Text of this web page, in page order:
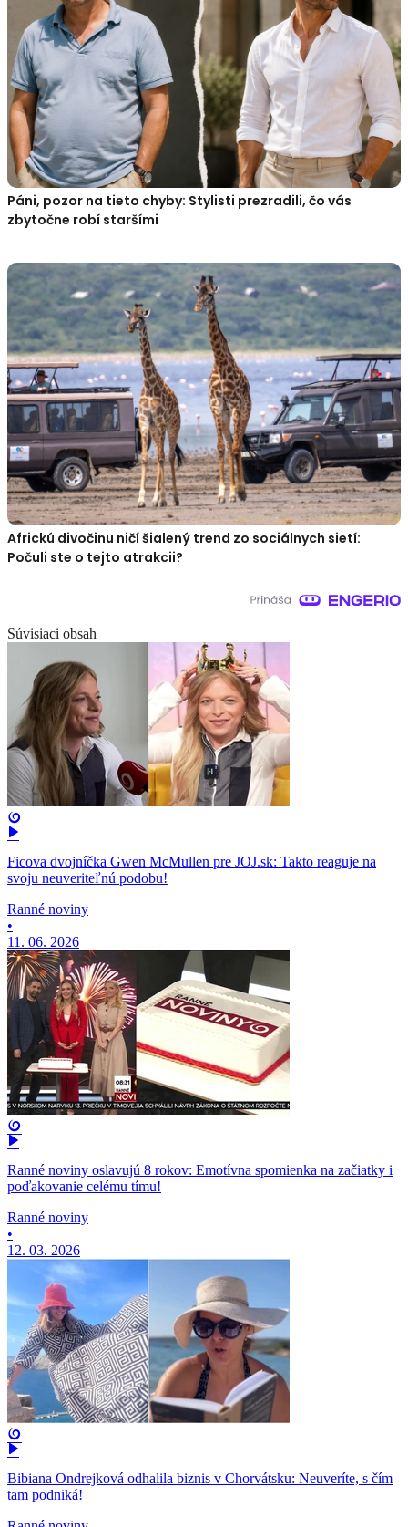
Páni, pozor na tieto chyby: Stylisti prezradili, čo vás
zbytočne robí staršími
Africkú divočinu ničí šialený trend zo sociálnych sietí:
Počuli ste o tejto atrakcii?
Súvisiaci obsah
Ficova dvojníčka Gwen McMullen pre JOJ.sk: Takto reaguje na
svoju neuveriteľnú podobu!
Ranné noviny
•
11. 06. 2026
Ranné noviny oslavujú 8 rokov: Emotívna spomienka na začiatky i
poďakovanie celému tímu!
Ranné noviny
•
12. 03. 2026
Bibiana Ondrejková odhalila biznis v Chorvátsku: Neuveríte, s čím
tam podniká!